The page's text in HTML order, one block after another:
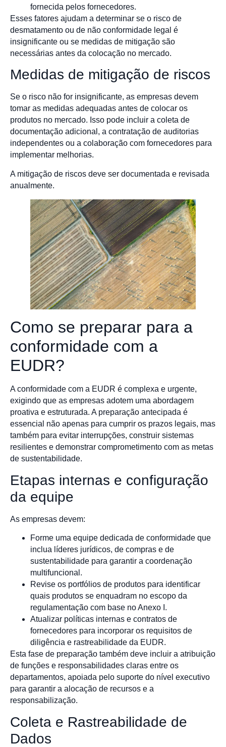
fornecida pelos fornecedores.
Esses fatores ajudam a determinar se o risco de
desmatamento ou de não conformidade legal é
insignificante ou se medidas de mitigação são
necessárias antes da colocação no mercado.
Medidas de mitigação de riscos
Se o risco não for insignificante, as empresas devem
tomar as medidas adequadas antes de colocar os
produtos no mercado. Isso pode incluir a coleta de
documentação adicional, a contratação de auditorias
independentes ou a colaboração com fornecedores para
implementar melhorias.
A mitigação de riscos deve ser documentada e revisada
anualmente.
Como se preparar para a
conformidade com a
EUDR?
A conformidade com a EUDR é complexa e urgente,
exigindo que as empresas adotem uma abordagem
proativa e estruturada. A preparação antecipada é
essencial não apenas para cumprir os prazos legais, mas
também para evitar interrupções, construir sistemas
resilientes e demonstrar comprometimento com as metas
de sustentabilidade.
Etapas internas e configuração
da equipe
As empresas devem:
Forme uma equipe dedicada de conformidade que
inclua líderes jurídicos, de compras e de
sustentabilidade para garantir a coordenação
multifuncional.
Revise os portfólios de produtos para identificar
quais produtos se enquadram no escopo da
regulamentação com base no Anexo I.
Atualizar políticas internas e contratos de
fornecedores para incorporar os requisitos de
diligência e rastreabilidade da EUDR.
Esta fase de preparação também deve incluir a atribuição
de funções e responsabilidades claras entre os
departamentos, apoiada pelo suporte do nível executivo
para garantir a alocação de recursos e a
responsabilização.
Coleta e Rastreabilidade de
Dados